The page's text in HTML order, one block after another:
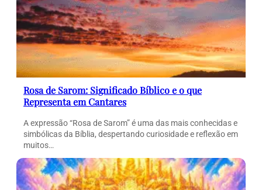
Rosa de Sarom: Significado Bíblico e o que
Representa em Cantares
A expressão “Rosa de Sarom” é uma das mais conhecidas e
simbólicas da Bíblia, despertando curiosidade e reflexão em
muitos…